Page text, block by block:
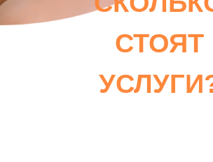
СТОЯТ